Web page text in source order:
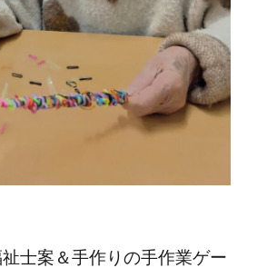
士案＆手作りの手作業ゲー